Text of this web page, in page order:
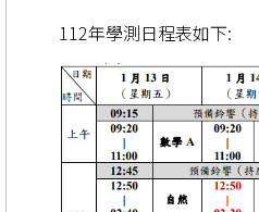
112年學測日程表如下: